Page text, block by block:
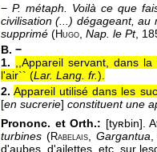
− P. métaph. Voilà ce que
civilisation (...) dégageant,
supprimé (Hugo, Nap. le Pt,
B. −
1. ,,Appareil servant, dans
l'air`` (Lar. Lang. fr.).
2. Appareil utilisé dans les
[en sucrerie] constituent une
Prononc. et Orth.: [tyʀbin].
turbines (Rabelais, Gargantua,
d'aubes, d'ailettes, etc. sur